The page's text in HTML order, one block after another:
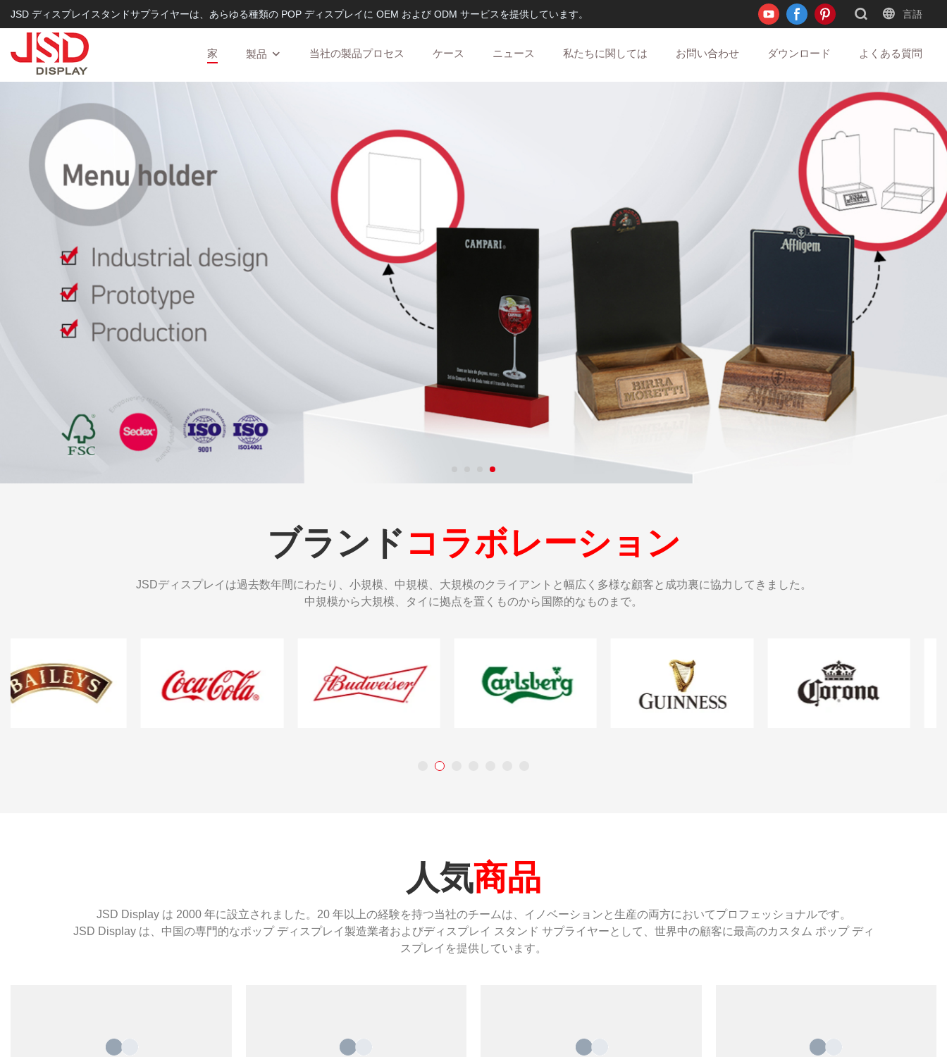
JSD ディスプレイスタンドサプライヤーは、あらゆる種類の POP ディスプレイに OEM および ODM サービスを提供しています。 言語
家 製品 当社の製品プロセス ケース ニュース 私たちに関しては お問い合わせ ダウンロード よくある質問
ブランド コラボレーション
JSDディスプレイは過去数年間にわたり、小規模、中規模、大規模のクライアントと幅広く多様な顧客と成功裏に協力してきました。
中規模から大規模、タイに拠点を置くものから国際的なものまで。
人気商品
JSD Display は 2000 年に設立されました。20 年以上の経験を持つ当社のチームは、イノベーションと生産の両方においてプロフェッショナルです。
JSD Display は、中国の専門的なポップ ディスプレイ製造業者およびディスプレイ スタンド サプライヤーとして、世界中の顧客に最高のカスタム ポップ ディ
スプレイを提供しています。